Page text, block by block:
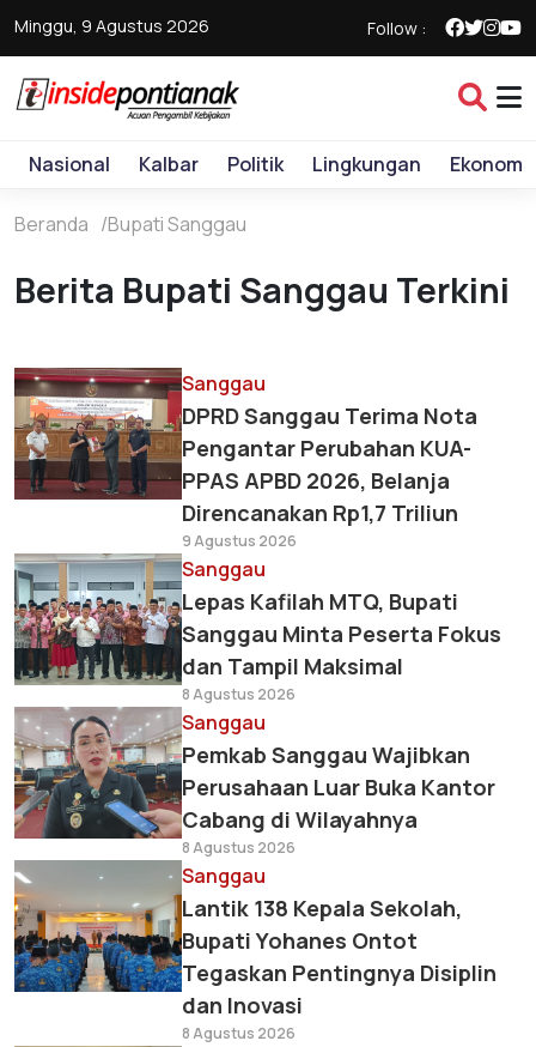
Minggu, 9 Agustus 2026 Follow :
Nasional Kalbar Politik Lingkungan Ekonomi
Beranda Bupati Sanggau
Berita Bupati Sanggau Terkini
Sanggau
DPRD Sanggau Terima Nota
Pengantar Perubahan KUA-
PPAS APBD 2026, Belanja
Direncanakan Rp1,7 Triliun
9 Agustus 2026
Sanggau
Lepas Kafilah MTQ, Bupati
Sanggau Minta Peserta Fokus
dan Tampil Maksimal
8 Agustus 2026
Sanggau
Pemkab Sanggau Wajibkan
Perusahaan Luar Buka Kantor
Cabang di Wilayahnya
8 Agustus 2026
Sanggau
Lantik 138 Kepala Sekolah,
Bupati Yohanes Ontot
Tegaskan Pentingnya Disiplin
dan Inovasi
8 Agustus 2026